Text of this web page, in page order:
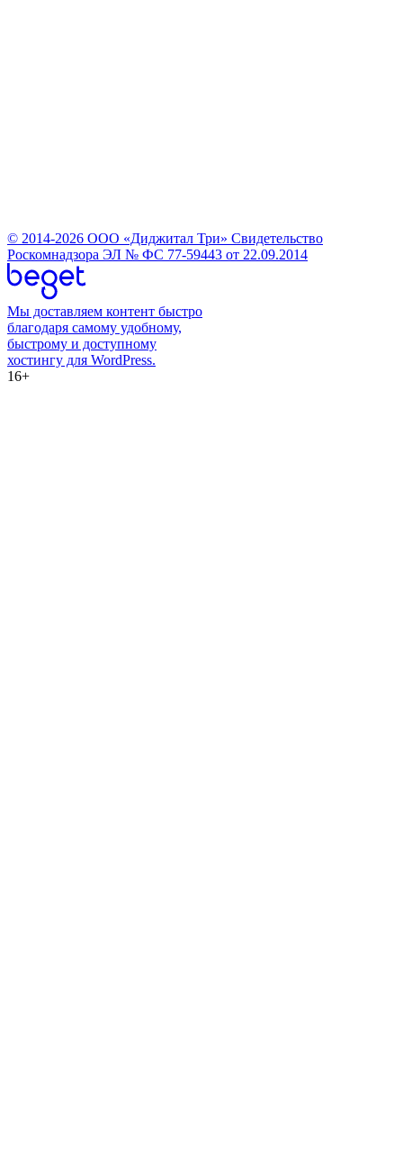
© 2014-2026 ООО «Диджитал Три» Свидетельство
Роскомнадзора ЭЛ № ФС 77-59443 от 22.09.2014
Мы доставляем контент быстро
благодаря самому удобному,
быстрому и доступному
хостингу для WordPress.
16+